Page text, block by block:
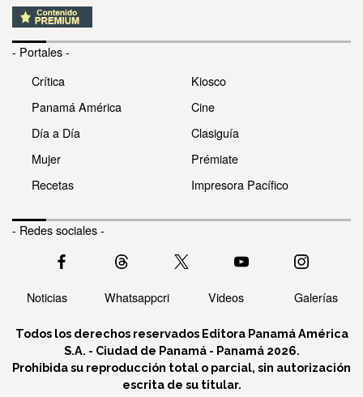
- Portales -
Crítica
Panamá América
Día a Día
Mujer
Recetas
Kiosco
Cine
Clasiguía
Prémiate
Impresora Pacífico
- Redes sociales -
Noticias Whatsappcri Videos Galerías
Todos los derechos reservados Editora Panamá América
S.A. - Ciudad de Panamá - Panamá 2026.
Prohibida su reproducción total o parcial, sin autorización
escrita de su titular.